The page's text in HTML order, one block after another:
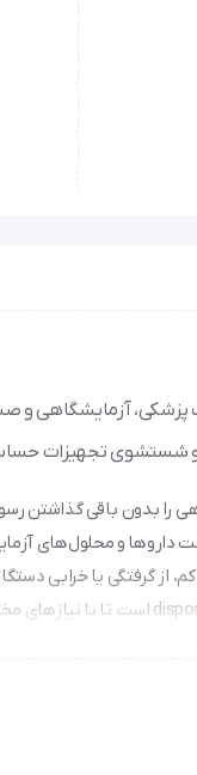
آزمایشگاهی و
و شستشوی تجهیزات
را بدون باقی گذاشتن
و محلول‌های
از گرفتگی یا خرابی